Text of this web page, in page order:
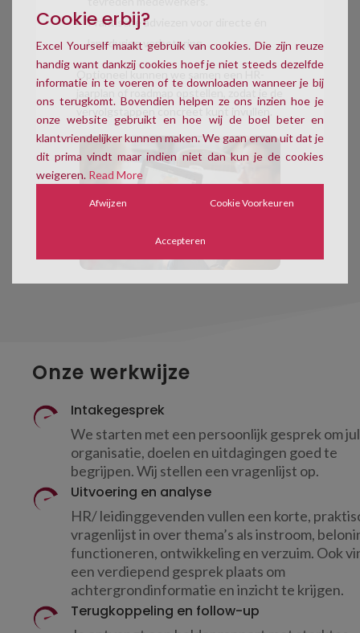
Praktische adviezen voor directe én
langdurige verbetering.
Optioneel kunnen we samen een HR-
vervolgstappen concreet kunt invullen.
Onze werkwijze
Intakegesprek
We starten met een persoonlijk gesprek om
organisatie, doelen en uitdagingen goed te
begrijpen. Wij stellen een vragenlijst op.
Uitvoering en analyse
HR/ leidinggevenden vullen een korte,
vragenlijst in over thema’s als instroom,
functioneren, ontwikkeling en verzuim. Ook
een verdiepend gesprek plaats om
achtergrondinformatie en inzicht te krijgen.
Terugkoppeling en follow-up
Cookie erbij?
Excel Yourself maakt gebruik van cookies. Die zijn reuze
handig want dankzij cookies hoef je niet steeds dezelfde
informatie in te voeren of te downloaden wanneer je bij
ons terugkomt. Bovendien helpen ze ons inzien hoe je
onze website gebruikt en hoe wij de boel beter en
klantvriendelijker kunnen maken. We gaan ervan uit dat je
dit prima vindt maar indien niet dan kun je de cookies
weigeren. Read More
Afwijzen Cookie Voorkeuren
Accepteren